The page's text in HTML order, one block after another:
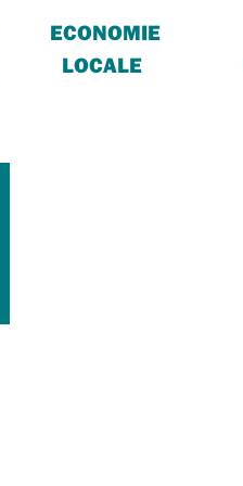
ECONOMIE
LOCALE